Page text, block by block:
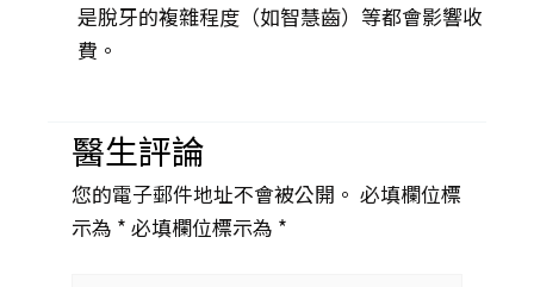
是脫牙的複雜程度（如智慧齒）等都會影響收
費。
醫生評論
您的電子郵件地址不會被公開。 必填欄位標
示為 * 必填欄位標示為 *